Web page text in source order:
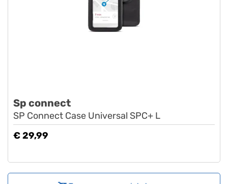
Sp connect
SP Connect Case Universal SPC+ L
€ 29,99